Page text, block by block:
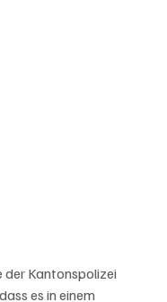
der Kantonspolizei
es in einem